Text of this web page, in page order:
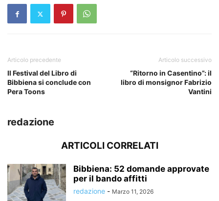
Articolo precedente
Il Festival del Libro di
Bibbiena si conclude con
Pera Toons
Articolo successivo
“Ritorno in Casentino”: il
libro di monsignor Fabrizio
Vantini
redazione
ARTICOLI CORRELATI
Bibbiena: 52 domande approvate
per il bando affitti
redazione - Marzo 11, 2026